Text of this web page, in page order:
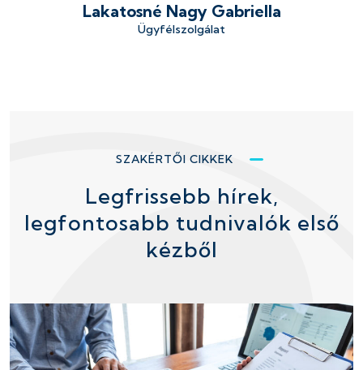
Lakatosné Nagy Gabriella
Ügyfélszolgálat
SZAKÉRTŐI CIKKEK
Legfrissebb hírek,
legfontosabb tudnivalók első
kézből